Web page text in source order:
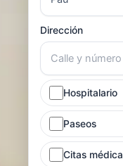
Dirección
Hospitalario
Paseos
Citas